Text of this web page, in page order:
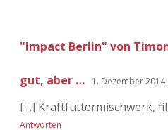
"Impact Berlin" von
gut, aber … 1. Dezember 2014
[…] Kraftfuttermischwerk,
Antworten